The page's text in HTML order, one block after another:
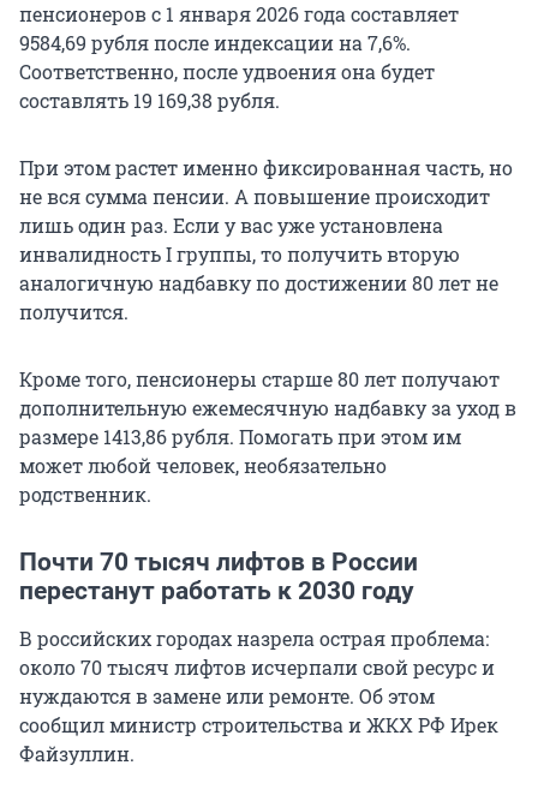
пенсионеров с 1 января 2026 года составляет
9584,69 рубля после индексации на 7,6%.
Соответственно, после удвоения она будет
составлять 19 169,38 рубля.
При этом растет именно фиксированная часть, но
не вся сумма пенсии. А повышение происходит
лишь один раз. Если у вас уже установлена
инвалидность I группы, то получить вторую
аналогичную надбавку по достижении 80 лет не
получится.
Кроме того, пенсионеры старше 80 лет получают
дополнительную ежемесячную надбавку за уход в
размере 1413,86 рубля. Помогать при этом им
может любой человек, необязательно
родственник.
Почти 70 тысяч лифтов в России
перестанут работать к 2030 году
В российских городах назрела острая проблема:
около 70 тысяч лифтов исчерпали свой ресурс и
нуждаются в замене или ремонте. Об этом
сообщил министр строительства и ЖКХ РФ Ирек
Файзуллин.